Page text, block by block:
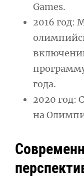
Games.
2016 год:
года.
2020 год:
на